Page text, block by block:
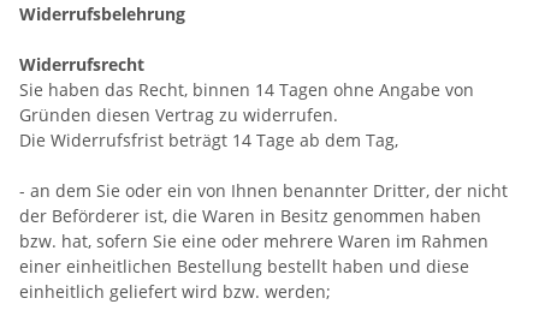
Widerrufsbelehrung
Widerrufsrecht
Sie haben das Recht, binnen 14 Tagen ohne Angabe von
Gründen diesen Vertrag zu widerrufen.
Die Widerrufsfrist beträgt 14 Tage ab dem Tag,
- an dem Sie oder ein von Ihnen benannter Dritter, der nicht
der Beförderer ist, die Waren in Besitz genommen haben
bzw. hat, sofern Sie eine oder mehrere Waren im Rahmen
einer einheitlichen Bestellung bestellt haben und diese
einheitlich geliefert wird bzw. werden;